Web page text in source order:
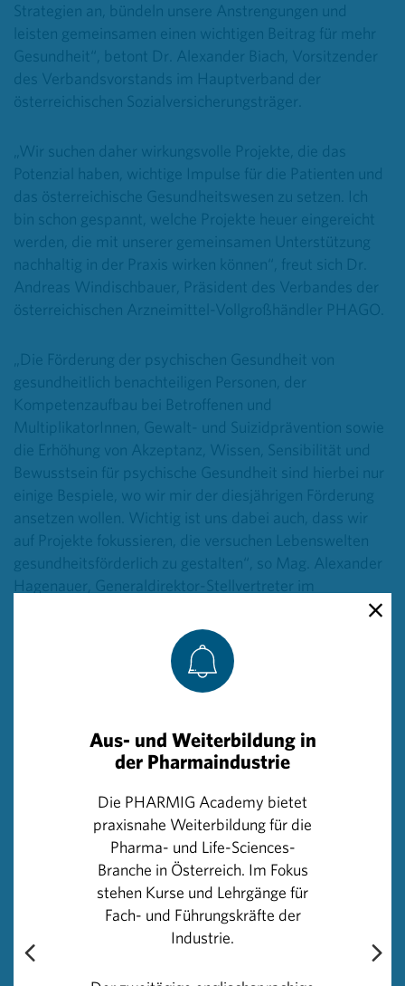
Strategien an, bündeln unsere Anstrengungen und
leisten gemeinsamen einen wichtigen Beitrag für mehr
Gesundheit“, betont Dr. Alexander Biach, Vorsitzender
des Verbandsvorstands im Hauptverband der
österreichischen Sozialversicherungsträger.
„Wir suchen daher wirkungsvolle Projekte, die das
Potenzial haben, wichtige Impulse für die Patienten und
das österreichische Gesundheitswesen zu setzen. Ich
bin schon gespannt, welche Projekte heuer eingereicht
werden, die mit unserer gemeinsamen Unterstützung
nachhaltig in der Praxis wirken können“, freut sich Dr.
Andreas Windischbauer, Präsident des Verbandes der
österreichischen Arzneimittel-Vollgroßhändler PHAGO.
„Die Förderung der psychischen Gesundheit von
gesundheitlich benachteiligen Personen, der
Kompetenzaufbau bei Betroffenen und
MultiplikatorInnen, Gewalt- und Suizidprävention sowie
die Erhöhung von Akzeptanz, Wissen, Sensibilität und
Bewusstsein für psychische Gesundheit sind hierbei nur
einige Bespiele, wo wir mir der diesjährigen Förderung
ansetzen wollen. Wichtig ist uns dabei auch, dass wir
auf Projekte fokussieren, die versuchen Lebenswelten
gesundheitsförderlich zu gestalten“, so Mag. Alexander
Hagenauer, Generaldirektor-Stellvertreter im
Hauptverband der österreichischen Sozialversicherung.
Mit dem diesjährigen Förderschwerpunkt unterstützen
die Sozialversicherung und die österreichische
Lebensqualität der Bevölkerung zu erhöhen und den
steigenden Anforderungen der Gesundheitsversorgung
gerecht zu werden.
Einreichungen sind bis 31.8.2017 möglich. Mehr
Informationen zur Einreichung unter pharmig.at oder
hauptverband.at.
Über das Gremium: Gemeinsam mit dem
Hauptverband der Sozialversicherungsträger hat die
Aus- und Weiterbildung in
der Pharmaindustrie
Die PHARMIG Academy bietet
praxisnahe Weiterbildung für die
Pharma- und Life-Sciences-
Branche in Österreich. Im Fokus
stehen Kurse und Lehrgänge für
Fach- und Führungskräfte der
Industrie.